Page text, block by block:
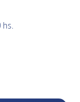
hs.